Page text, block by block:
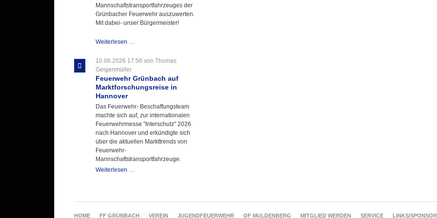
Mannschaftstransportfahrzeuges der
Grünbacher Feuerwehr auszuwerten.
Mit dabei- unser Bürgermeister!
Weiterlesen …
Informationen
Hannover
aus
10.06.2026 17:56 von Thomas
Geigenmüller
Feuerwehr Grünbach auf
Marktforschungsreise in
Hannover
Das Feuerwehr- Beschaffungsteam
machte sich auf, zur internationalen
Feuerwehrmesse "Interschutz" 2026
nach Hannover und erkündigte sich
über die aktuellen Markttrends von
Feuerwehr-
Mannschaftstransportfahrzeuge.
Weiterlesen …
in
Hannover
NAVIGATION
HOME FF GRÜNBACH VEREIN JUGENDFEUERWEHR OF MULDENBERG MITGLIED WERDEN SERVICE LINKS/